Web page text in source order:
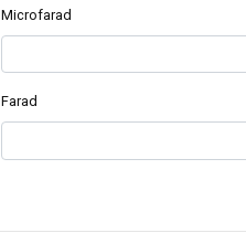
Microfarad
Farad